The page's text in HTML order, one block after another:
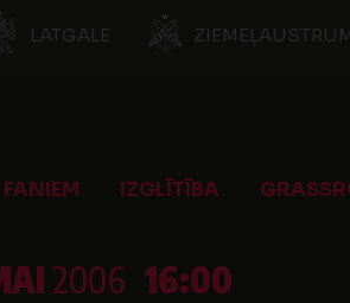
LATGALE
FANIEM IZGLĪTĪBA
2006 16:00